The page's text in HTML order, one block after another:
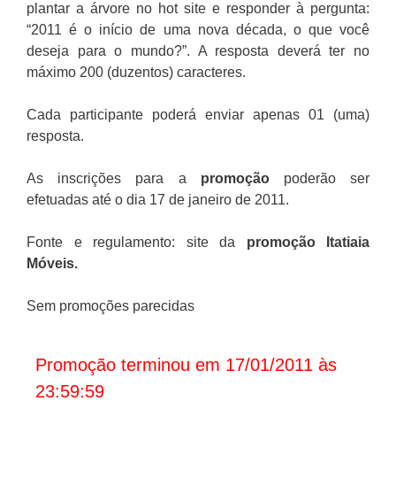
plantar a árvore no hot site e responder à pergunta:
“2011 é o início de uma nova década, o que você
deseja para o mundo?”. A resposta deverá ter no
máximo 200 (duzentos) caracteres.
Cada participante poderá enviar apenas 01 (uma)
resposta.
As inscrições para a promoçãopoderão ser
efetuadas até o dia 17 de janeiro de 2011.
Fonte e regulamento: site da promoção Itatiaia
Móveis.
Sem promoções parecidas
Promoção terminou em 17/01/2011 às
23:59:59